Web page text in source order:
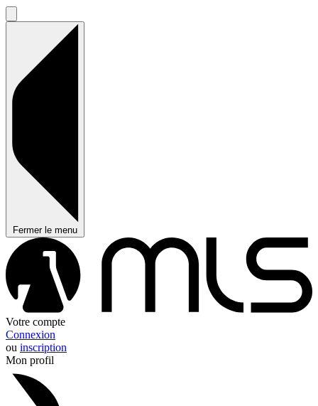
Fermer le menu
Votre compte
Connexion
ou inscription
Mon profil